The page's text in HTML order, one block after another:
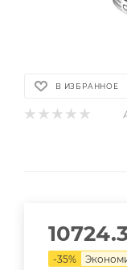
В ИЗБРАННОЕ
-35%